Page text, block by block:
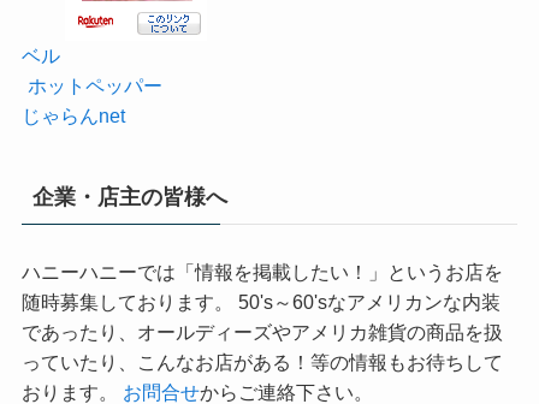
ベル
ホットペッパー
じゃらんnet
企業・店主の皆様へ
ハニーハニーでは「情報を掲載したい！」というお店を
随時募集しております。 50's～60'sなアメリカンな内装
であったり、オールディーズやアメリカ雑貨の商品を扱
っていたり、こんなお店がある！等の情報もお待ちして
おります。 お問合せからご連絡下さい。